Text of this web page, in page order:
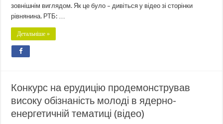
зовнішнім виглядом. Як це було – дивіться у відео зі сторінки
рівнянина. РТБ: …
Детальніше »
Конкурс на ерудицію продемонстрував
високу обізнаність молоді в ядерно-
енергетичній тематиці (відео)